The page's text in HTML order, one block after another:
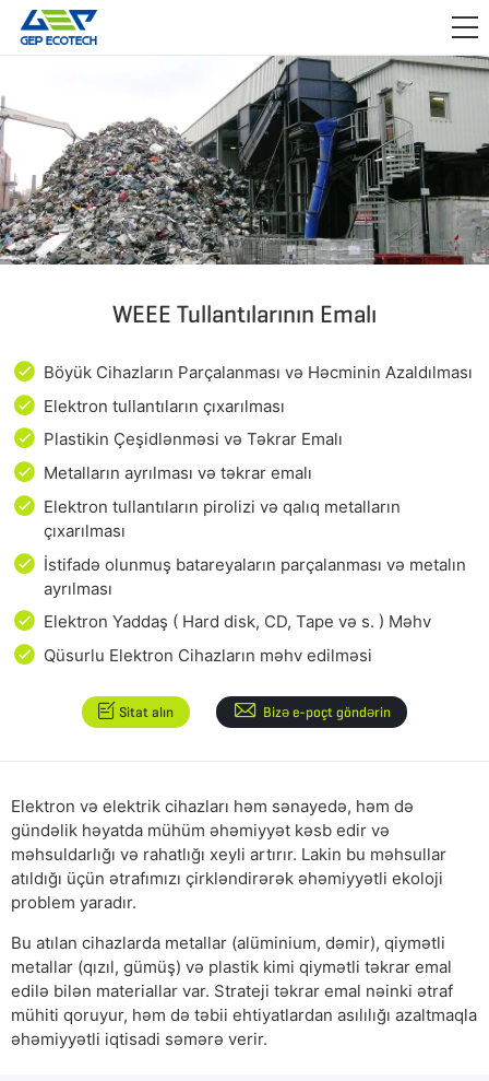
ƏRIZƏ
BIZIM HAQQIMIZDA
BIZIMLƏ ƏLAQƏ SAXLAYIN

WEEE Tullantılarının Emalı
Böyük Cihazların Parçalanması və Həcminin Azaldılması
Elektron tullantıların çıxarılması
Plastikin Çeşidlənməsi və Təkrar Emalı
Metalların ayrılması və təkrar emalı
Elektron tullantıların pirolizi və qalıq metalların
çıxarılması
İstifadə olunmuş batareyaların parçalanması və metalın
ayrılması
Elektron Yaddaş ( Hard disk, CD, Tape və s. ) Məhv
Qüsurlu Elektron Cihazların məhv edilməsi
Sitat alın Bizə e-poçt göndərin
Elektron və elektrik cihazları həm sənayedə, həm də
gündəlik həyatda mühüm əhəmiyyət kəsb edir və
məhsuldarlığı və rahatlığı xeyli artırır. Lakin bu məhsullar
atıldığı üçün ətrafımızı çirkləndirərək əhəmiyyətli ekoloji
problem yaradır.
Bu atılan cihazlarda metallar (alüminium, dəmir), qiymətli
metallar (qızıl, gümüş) və plastik kimi qiymətli təkrar emal
edilə bilən materiallar var. Strateji təkrar emal nəinki ətraf
mühiti qoruyur, həm də təbii ehtiyatlardan asılılığı azaltmaqla
əhəmiyyətli iqtisadi səmərə verir.